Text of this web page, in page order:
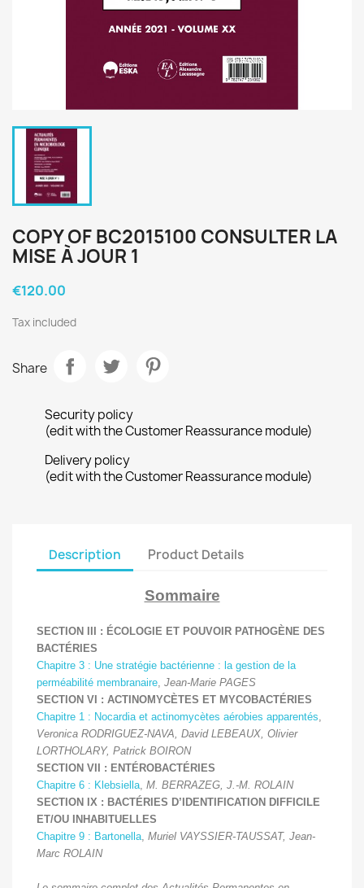
COPY OF BC2015100 CONSULTER LA
MISE À JOUR 1
€120.00
Tax included
Share
Security policy
(edit with the Customer Reassurance module)
Delivery policy
(edit with the Customer Reassurance module)
Description Product Details
Sommaire
SECTION III : ÉCOLOGIE ET POUVOIR PATHOGÈNE DES
BACTÉRIES
Chapitre 3 : Une stratégie bactérienne : la gestion de la
perméabilité membranaire, Jean-Marie PAGES
SECTION VI : ACTINOMYCÈTES ET MYCOBACTÉRIES
Chapitre 1 : Nocardia et actinomycètes aérobies apparentés,
Veronica RODRIGUEZ-NAVA, David LEBEAUX, Olivier
LORTHOLARY, Patrick BOIRON
SECTION VII : ENTÉROBACTÉRIES
Chapitre 6 : Klebsiella, M. BERRAZEG, J.-M. ROLAIN
SECTION IX : BACTÉRIES D’IDENTIFICATION DIFFICILE
ET/OU INHABITUELLES
Chapitre 9 : Bartonella, Muriel VAYSSIER-TAUSSAT, Jean-
Marc ROLAIN